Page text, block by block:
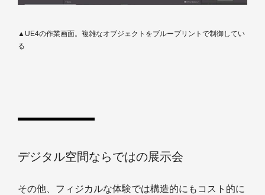
▲UE4の作業画面。複雑なオブジェクトをブループリントで制御してい
る
デジタル空間ならではの展示会
その他、フィジカルな体験では構造的にもコスト的に